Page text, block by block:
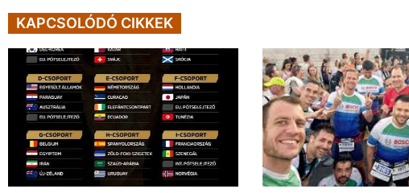
KAPCSOLÓDÓ CIKKEK